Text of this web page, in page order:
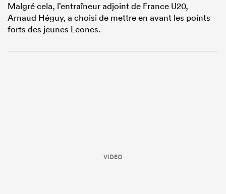
Malgré cela, l’entraîneur adjoint de France U20,
Arnaud Héguy, a choisi de mettre en avant les points
forts des jeunes Leones.
VIDEO